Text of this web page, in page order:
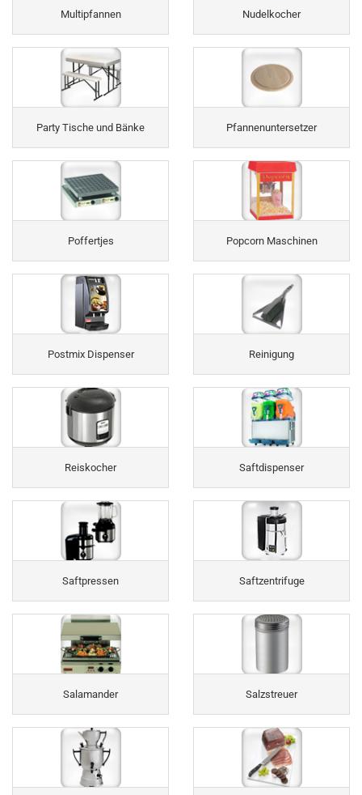
Multipfannen Nudelkocher
Party Tische und Bänke Pfannenuntersetzer
Poffertjes Popcorn Maschinen
Postmix Dispenser Reinigung
Reiskocher Saftdispenser
Saftpressen Saftzentrifuge
Salamander Salzstreuer